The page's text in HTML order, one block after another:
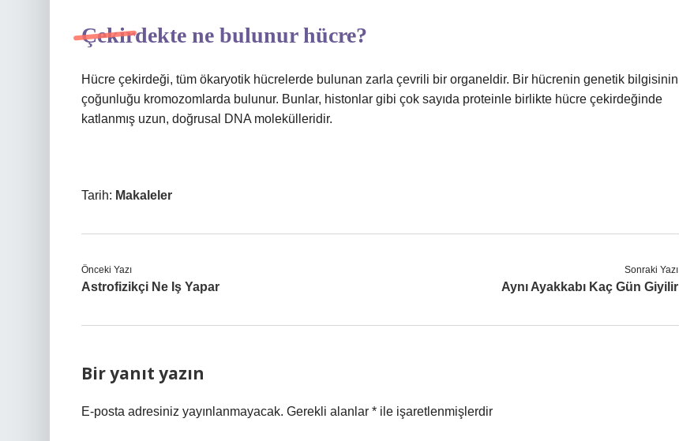
Çekirdekte ne bulunur hücre?
Hücre çekirdeği, tüm ökaryotik hücrelerde bulunan zarla çevrili bir organeldir. Bir hücrenin genetik bilgisinin
çoğunluğu kromozomlarda bulunur. Bunlar, histonlar gibi çok sayıda proteinle birlikte hücre çekirdeğinde
katlanmış uzun, doğrusal DNA molekülleridir.
Tarih: Makaleler
Önceki Yazı
Astrofizikçi Ne Iş Yapar
Sonraki Yazı
Aynı Ayakkabı Kaç Gün Giyilir
Bir yanıt yazın
E-posta adresiniz yayınlanmayacak. Gerekli alanlar * ile işaretlenmişlerdir